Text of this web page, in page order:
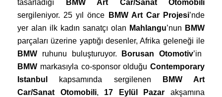
tasarladığı
BMW Art Car/Sanat Otomobili
sergileniyor. 25 yıl önce
BMW Art Car Projesi’nde
yer alan ilk kadın sanatçı olan Mahlangu’nun BMW
parçaları üzerine yaptığı desenler, Afrika geleneği ile
BMW ruhunu buluşturuyor. Borusan Otomotiv’in
BMW markasıyla co-sponsor olduğu Contemporary
Istanbul
kapsamında sergilenen
BMW Art
Car/Sanat Otomobili, 17 Eylül Pazar akşamına